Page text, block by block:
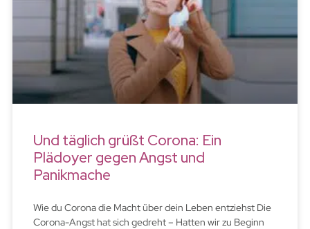
Und täglich grüßt Corona: Ein
Plädoyer gegen Angst und
Panikmache
Wie du Corona die Macht über dein Leben entziehst Die
Corona-Angst hat sich gedreht – Hatten wir zu Beginn